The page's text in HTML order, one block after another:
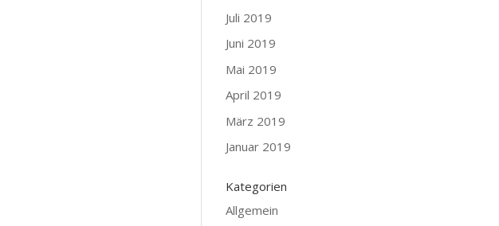
Juli 2019
Juni 2019
Mai 2019
April 2019
März 2019
Januar 2019
Kategorien
Allgemein